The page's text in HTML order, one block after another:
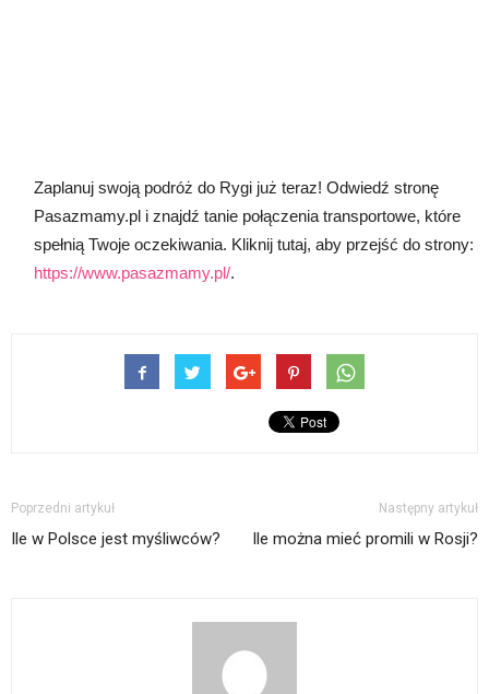
Zaplanuj swoją podróż do Rygi już teraz! Odwiedź stronę
Pasazmamy.pl i znajdź tanie połączenia transportowe, które
spełnią Twoje oczekiwania. Kliknij tutaj, aby przejść do strony:
https://www.pasazmamy.pl/.
Poprzedni artykuł
Ile w Polsce jest myśliwców?
Następny artykuł
Ile można mieć promili w Rosji?